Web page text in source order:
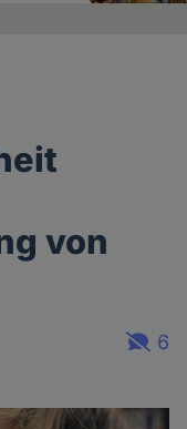
von
6